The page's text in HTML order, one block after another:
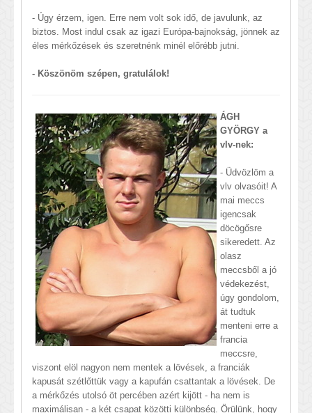
- Úgy érzem, igen. Erre nem volt sok idő, de javulunk, az
biztos. Most indul csak az igazi Európa-bajnokság, jönnek az
éles mérkőzések és szeretnénk minél előrébb jutni.
- Köszönöm szépen, gratulálok!
ÁGH
GYÖRGY a
vlv-nek:
- Üdvözlöm a
vlv olvasóit! A
mai meccs
igencsak
döcögősre
sikeredett. Az
olasz
meccsből a jó
védekezést,
úgy gondolom,
át tudtuk
menteni erre a
francia
meccsre,
viszont elöl nagyon nem mentek a lövések, a franciák
kapusát szétlőttük vagy a kapufán csattantak a lövések. De
a mérkőzés utolsó öt percében azért kijött - ha nem is
maximálisan - a két csapat közötti különbség. Örülünk, hogy